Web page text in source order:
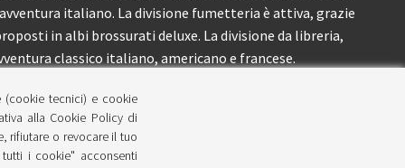
italiano. La divisione fumetteria è attiva, grazie
in albi brossurati deluxe. La divisione da libreria,
classico italiano, americano e francese.
(cookie tecnici) e cookie
alla Cookie Policy di
rifiutare o revocare il tuo
i cookie" acconsenti